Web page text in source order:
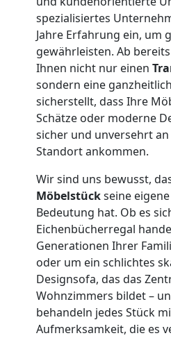
spezialisiertes
Jahre Erfahrung ein, um
gewährleisten. Ab
Ihnen nicht nur einen
sondern eine
sicherstellt, dass Ihre
Schätze oder moderne
sicher und unversehrt
Standort ankommen.
Wir sind uns bewusst,
Möbelstückseine
Bedeutung hat. Ob es
Eichenbücherregal
Generationen Ihrer
oder um ein schlichtes
Designsofa, das das
Wohnzimmers bildet –
behandeln jedes Stück
Aufmerksamkeit, die es
Wiener
Neustadt
Wiener
Neustadt
Umzug
Wiener
Neustadt